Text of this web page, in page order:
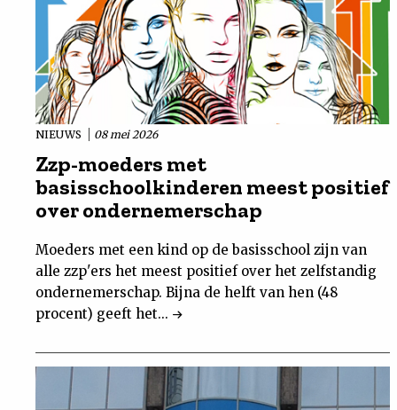
NIEUWS 08 mei 2026
Zzp-moeders met
basisschoolkinderen meest positief
over ondernemerschap
Moeders met een kind op de basisschool zijn van
alle zzp'ers het meest positief over het zelfstandig
ondernemerschap. Bijna de helft van hen (48
procent) geeft het...